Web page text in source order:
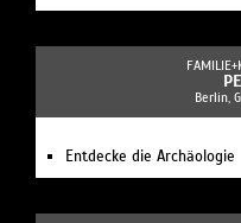
Berlin,
Entdecke die Archäologie